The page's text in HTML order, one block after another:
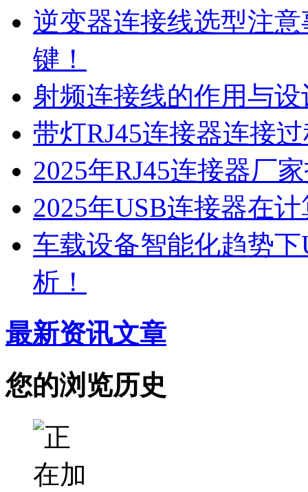
逆变器连接线选型注
键！
射频连接线的作用与
带灯RJ45连接器连接
2025年RJ45连接器厂
2025年USB连接器在
车载设备智能化趋势
析！
最新资讯文章
您的浏览历史